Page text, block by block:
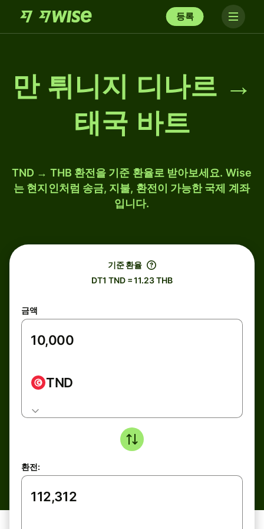
등록
만 튀니지 디나르 →
태국 바트
TND → THB 환전을 기준 환율로 받아보세요. Wise
는 현지인처럼 송금, 지불, 환전이 가능한 국제 계좌
입니다.
기준 환율
DT1 TND = 11.23 THB
금액
TND
환전: